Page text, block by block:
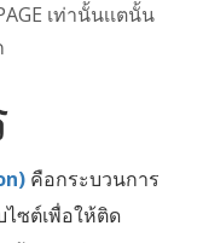
เท่านั้นเเตนั้น
คือกระบวนการ
ซต์เพื่อให้ติด